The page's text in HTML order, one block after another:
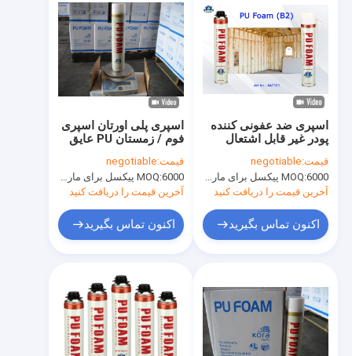
محصولات
درباره ما
اسپری پلی اورتان اسپری
فوم / زمستان PU عایق
قیمت:negotiable
MOQ:6000 پیکسل برای مارک Aristo، 15000 پیکسل برای نام تجاری مشتری
آخرین قیمت را دریافت کنید
اکنون تماس بگیرید
اسپری ضد عفونی کننده
پودر غیر قابل اشتعال
Aristo چند منظوره فوم
اسپری می تواند
قیمت:negotiable
MOQ:6000 پیکسل برای مارک Aristo، 15000 پیکسل برای نام تجاری مشتری
آخرین قیمت را دریافت کنید
اکنون تماس بگیرید